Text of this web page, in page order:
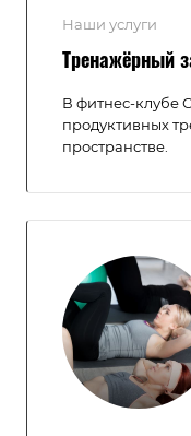
Наши услуги
Тренажёрный
В фитнес-клубе
продуктивных
пространстве.